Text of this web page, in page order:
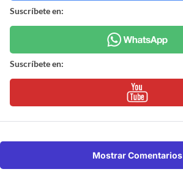
Suscríbete en:
Suscríbete en:
Mostrar Comentarios